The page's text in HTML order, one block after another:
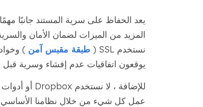
نستخدم SSL (
طبقة مقبس آمن )
يوقعون اتفاقيات عدم إفشاء وسرية
عمل كل شيء من خلال نظامنا الأساسي